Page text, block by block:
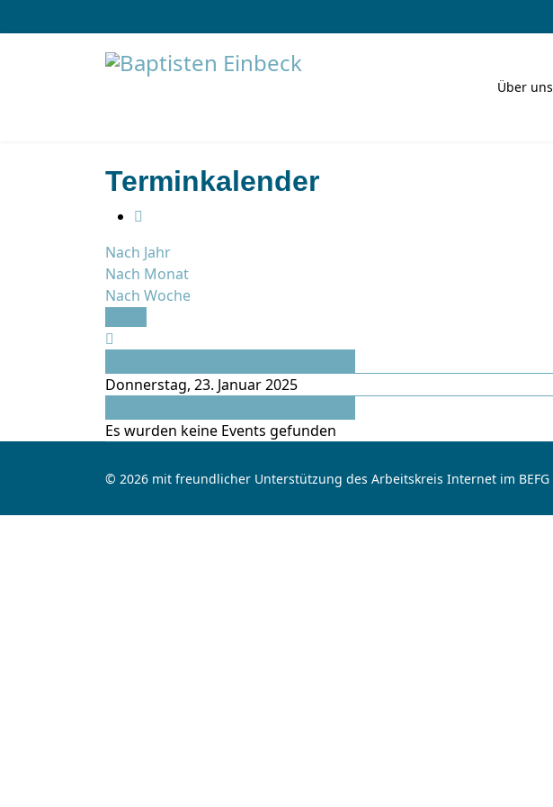
Über uns
Terminkalender
Nach Jahr
Nach Monat
Nach Woche
Donnerstag, 23. Januar 2025
Es wurden keine Events gefunden
© 2026 mit freundlicher Unterstützung des Arbeitskreis Internet im BEFG